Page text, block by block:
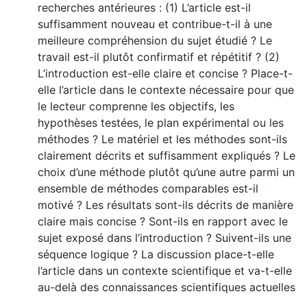
recherches antérieures : (1) L’article est-il
suffisamment nouveau et contribue-t-il à une
meilleure compréhension du sujet étudié ? Le
travail est-il plutôt confirmatif et répétitif ? (2)
L’introduction est-elle claire et concise ? Place-t-
elle l’article dans le contexte nécessaire pour que
le lecteur comprenne les objectifs, les
hypothèses testées, le plan expérimental ou les
méthodes ? Le matériel et les méthodes sont-ils
clairement décrits et suffisamment expliqués ? Le
choix d’une méthode plutôt qu’une autre parmi un
ensemble de méthodes comparables est-il
motivé ? Les résultats sont-ils décrits de manière
claire mais concise ? Sont-ils en rapport avec le
sujet exposé dans l’introduction ? Suivent-ils une
séquence logique ? La discussion place-t-elle
l’article dans un contexte scientifique et va-t-elle
au-delà des connaissances scientifiques actuelles